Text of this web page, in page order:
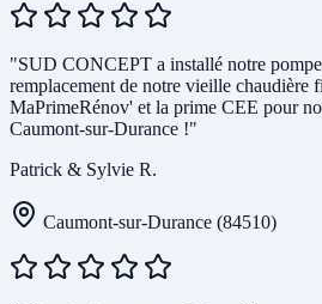
"SUD CONCEPT a installé notre
remplacement de notre vieille chaudière
MaPrimeRénov' et la prime CEE pour
Caumont-sur-Durance !"
Patrick & Sylvie R.
Caumont-sur-Durance (84510)